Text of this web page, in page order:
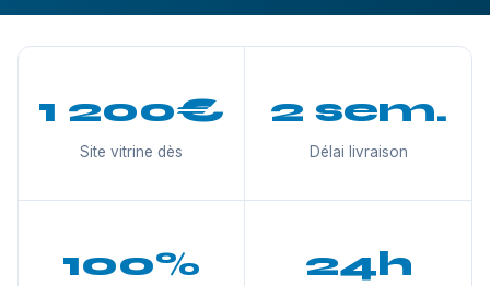
1 200€
Site vitrine dès
2 sem.
Délai livraison
100% 24h